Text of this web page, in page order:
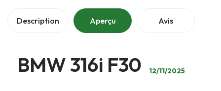
Description Aperçu Avis
BMW 316i F30 12/11/2025